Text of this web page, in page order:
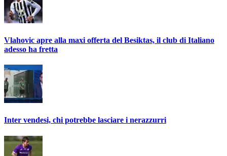
Vlahovic apre alla maxi offerta del Besiktas, il club di Italiano
adesso ha fretta
Inter vendesi, chi potrebbe lasciare i nerazzurri